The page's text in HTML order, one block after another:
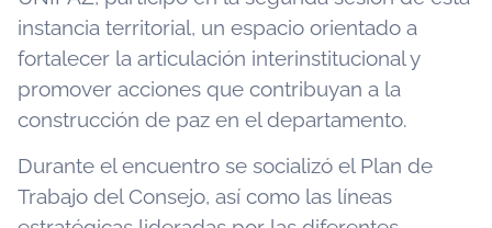
instancia territorial, un espacio orientado a
fortalecer la articulación interinstitucional y
promover acciones que contribuyan a la
construcción de paz en el departamento.
Durante el encuentro se socializó el Plan de
Trabajo del Consejo, así como las líneas